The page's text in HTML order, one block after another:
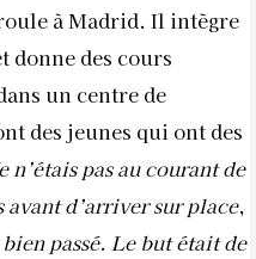
» Après cette riche
au Brésil. Sa
pour les enfants
professeur de rugby
cela,avoue-t-il.J’ai
donné des cours de
« Nous leur donnions des